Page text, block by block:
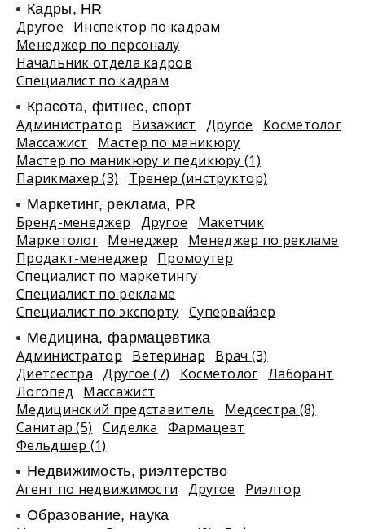
Кадры, HR
Другое
Инспектор по кадрам
Менеджер по персоналу
Начальник отдела кадров
Специалист по кадрам
Красота, фитнес, спорт
Администратор Визажист Другое
Косметолог
Массажист
Мастер по маникюру
Мастер по маникюру и педикюру (1)
Парикмахер (3)
Тренер (инструктор)
Маркетинг, реклама, PR
Бренд-менеджер Другое
Макетчик
Маркетолог Менеджер
Менеджер по рекламе
Продакт-менеджер
Промоутер
Специалист по маркетингу
Специалист по рекламе
Специалист по экспорту Супервайзер
Медицина, фармацевтика
Администратор Ветеринар
Врач (3)
Диетсестра
Другое (7) Косметолог Лаборант
Логопед
Массажист
Медицинский представитель
Медсестра (8)
Санитар (5)
Сиделка
Фармацевт
Фельдшер (1)
Недвижимость, риэлтeрство
Агент по недвижимости Другое Риэлтор
Образование, наука